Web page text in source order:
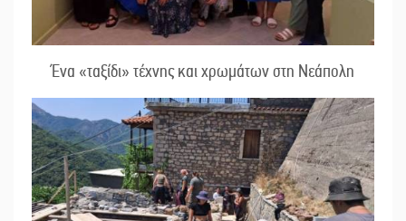
Ένα «ταξίδι» τέχνης και χρωμάτων στη Νεάπολη